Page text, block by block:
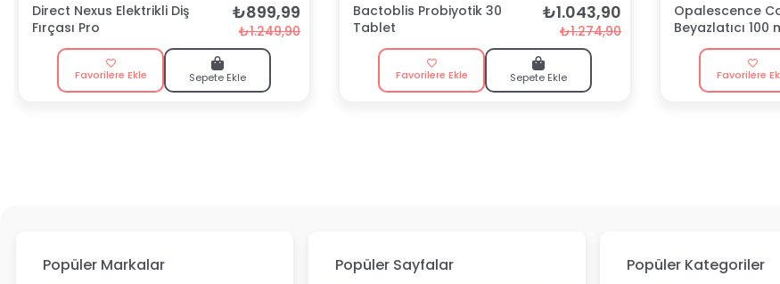
Direct Nexus Elektrikli Diş
Fırçası Pro
₺899,99
₺1.249,90
Favorilere Ekle Sepete Ekle
Bactoblis Probiyotik 30
Tablet
₺1.043,90
₺1.274,90
Favorilere Ekle Sepete Ekle
Opalescence
Beyazlatıcı 100
Macunu
Favorilere
Popüler Markalar Popüler Sayfalar Popüler Kategoriler